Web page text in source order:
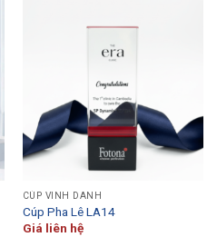
CÚP VINH DANH
Cúp Pha Lê LA14
Giá liên hệ